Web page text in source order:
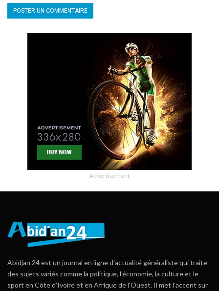
- Advertisement -
Abidjan 24 est un journal en ligne d'actualité généraliste qui traite
des sujets variés comme la politique, l'économie, la culture et le
sport en Côte d'Ivoire et en Afrique de l'Ouest. Il met l'accent sur